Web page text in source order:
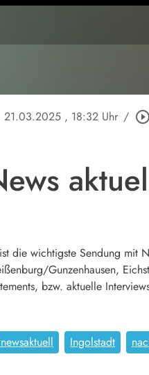
21.03.2025 , 18:32 Uhr / play_circle_outline
die wichtigste Sendung mit
Gunzenhausen,
bzw. aktuelle
Ingolstadt